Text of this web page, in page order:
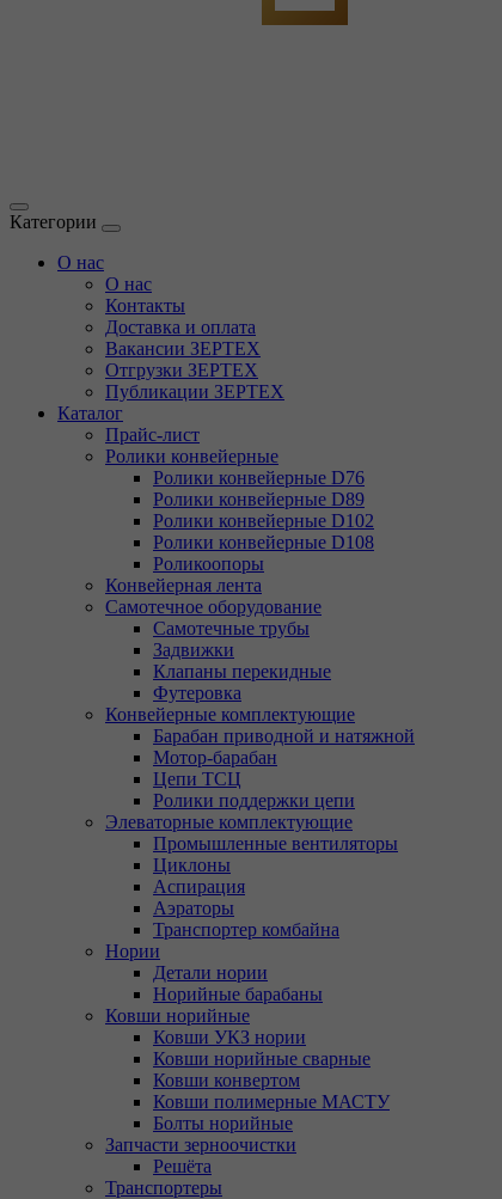
Категории
О нас
О нас
Контакты
Доставка и оплата
Вакансии ЗЕРТЕХ
Отгрузки ЗЕРТЕХ
Публикации ЗЕРТЕХ
Каталог
Прайс-лист
Ролики конвейерные
Ролики конвейерные D76
Ролики конвейерные D89
Ролики конвейерные D102
Ролики конвейерные D108
Роликоопоры
Конвейерная лента
Самотечное оборудование
Самотечные трубы
Задвижки
Клапаны перекидные
Футеровка
Конвейерные комплектующие
Барабан приводной и натяжной
Мотор-барабан
Цепи ТСЦ
Ролики поддержки цепи
Элеваторные комплектующие
Промышленные вентиляторы
Циклоны
Аспирация
Аэраторы
Транспортер комбайна
Нории
Детали нории
Норийные барабаны
Ковши норийные
Ковши УКЗ нории
Ковши норийные сварные
Ковши конвертом
Ковши полимерные МАСТУ
Болты норийные
Запчасти зерноочистки
Решёта
Транспортеры